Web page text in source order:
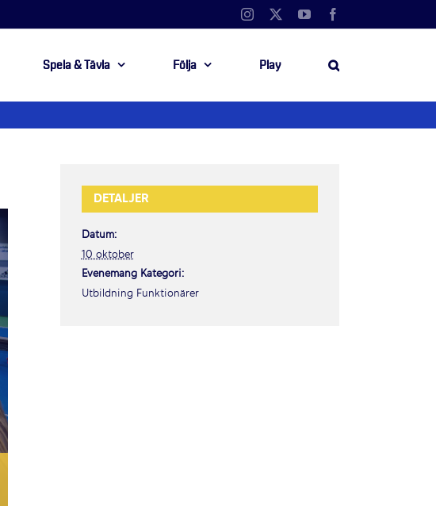
Instagram YouTube
Spela & Tävla Följa Play
DETALJER
Datum:
10 oktober
Evenemang Kategori:
Utbildning Funktionärer